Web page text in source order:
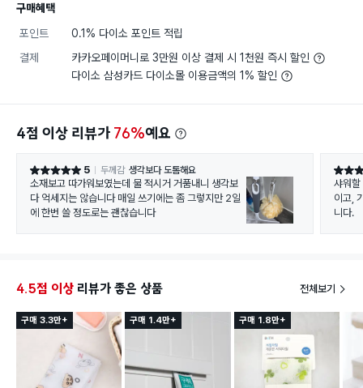
구매혜택
포인트
0.1% 다이소 포인트 적립
결제
카카오페이머니로 3만원 이상 결제 시 1천원 즉시 할인
다이소 삼성카드 다이소몰 이용금액의 1% 할인
4점 이상 리뷰가 76%예요
별점 5점 5 두께감 생각보다 도톰해요
소재보고 따가워보였는데 물 적시거 거품내니 생각보
다 억세지는 않습니다 매일 쓰기에는 좀 그렇지만 2일
에 한번 쓸 정도로는 괜찮습니다
별점 5
샤워할
이고,
니다.
4.5점 이상 리뷰가 좋은 상품 전체보기
구매 3.3만+ 구매 1.4만+ 구매 1.8만+